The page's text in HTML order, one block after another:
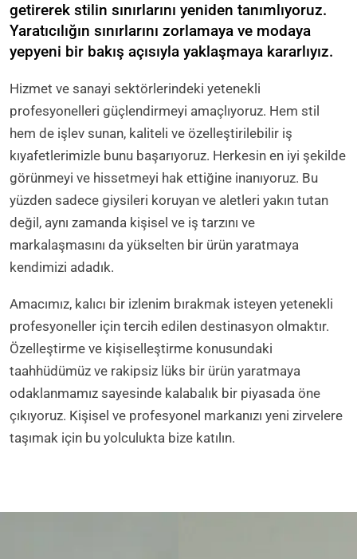
getirerek stilin sınırlarını yeniden tanımlıyoruz.
Yaratıcılığın sınırlarını zorlamaya ve modaya
yepyeni bir bakış açısıyla yaklaşmaya kararlıyız.
Hizmet ve sanayi sektörlerindeki yetenekli
profesyonelleri güçlendirmeyi amaçlıyoruz. Hem stil
hem de işlev sunan, kaliteli ve özelleştirilebilir iş
kıyafetlerimizle bunu başarıyoruz. Herkesin en iyi şekilde
görünmeyi ve hissetmeyi hak ettiğine inanıyoruz. Bu
yüzden sadece giysileri koruyan ve aletleri yakın tutan
değil, aynı zamanda kişisel ve iş tarzını ve
markalaşmasını da yükselten bir ürün yaratmaya
kendimizi adadık.
Amacımız, kalıcı bir izlenim bırakmak isteyen yetenekli
profesyoneller için tercih edilen destinasyon olmaktır.
Özelleştirme ve kişiselleştirme konusundaki
taahhüdümüz ve rakipsiz lüks bir ürün yaratmaya
odaklanmamız sayesinde kalabalık bir piyasada öne
çıkıyoruz. Kişisel ve profesyonel markanızı yeni zirvelere
taşımak için bu yolculukta bize katılın.